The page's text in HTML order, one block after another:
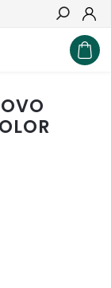
Hľadať